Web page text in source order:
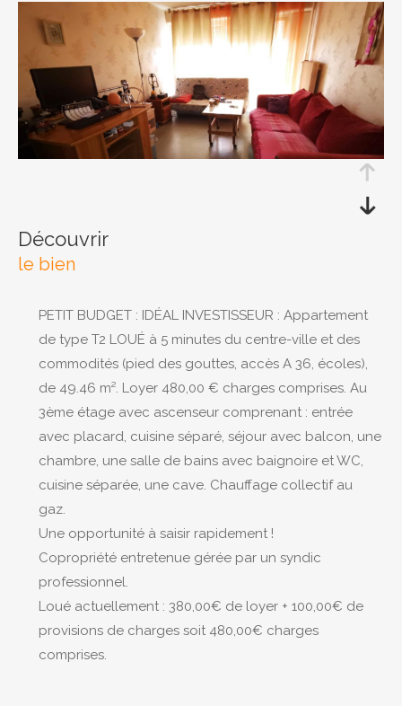
découvrir
le bien
PETIT BUDGET : IDÉAL INVESTISSEUR : Appartement
de type T2 LOUÉ à 5 minutes du centre-ville et des
commodités (pied des gouttes, accès A 36, écoles),
de 49.46 m². Loyer 480,00 € charges comprises. Au
3ème étage avec ascenseur comprenant : entrée
avec placard, cuisine séparé, séjour avec balcon, une
chambre, une salle de bains avec baignoire et WC,
cuisine séparée, une cave. Chauffage collectif au
gaz.
Une opportunité à saisir rapidement !
Copropriété entretenue gérée par un syndic
professionnel.
Loué actuellement : 380,00€ de loyer + 100,00€ de
provisions de charges soit 480,00€ charges
comprises.